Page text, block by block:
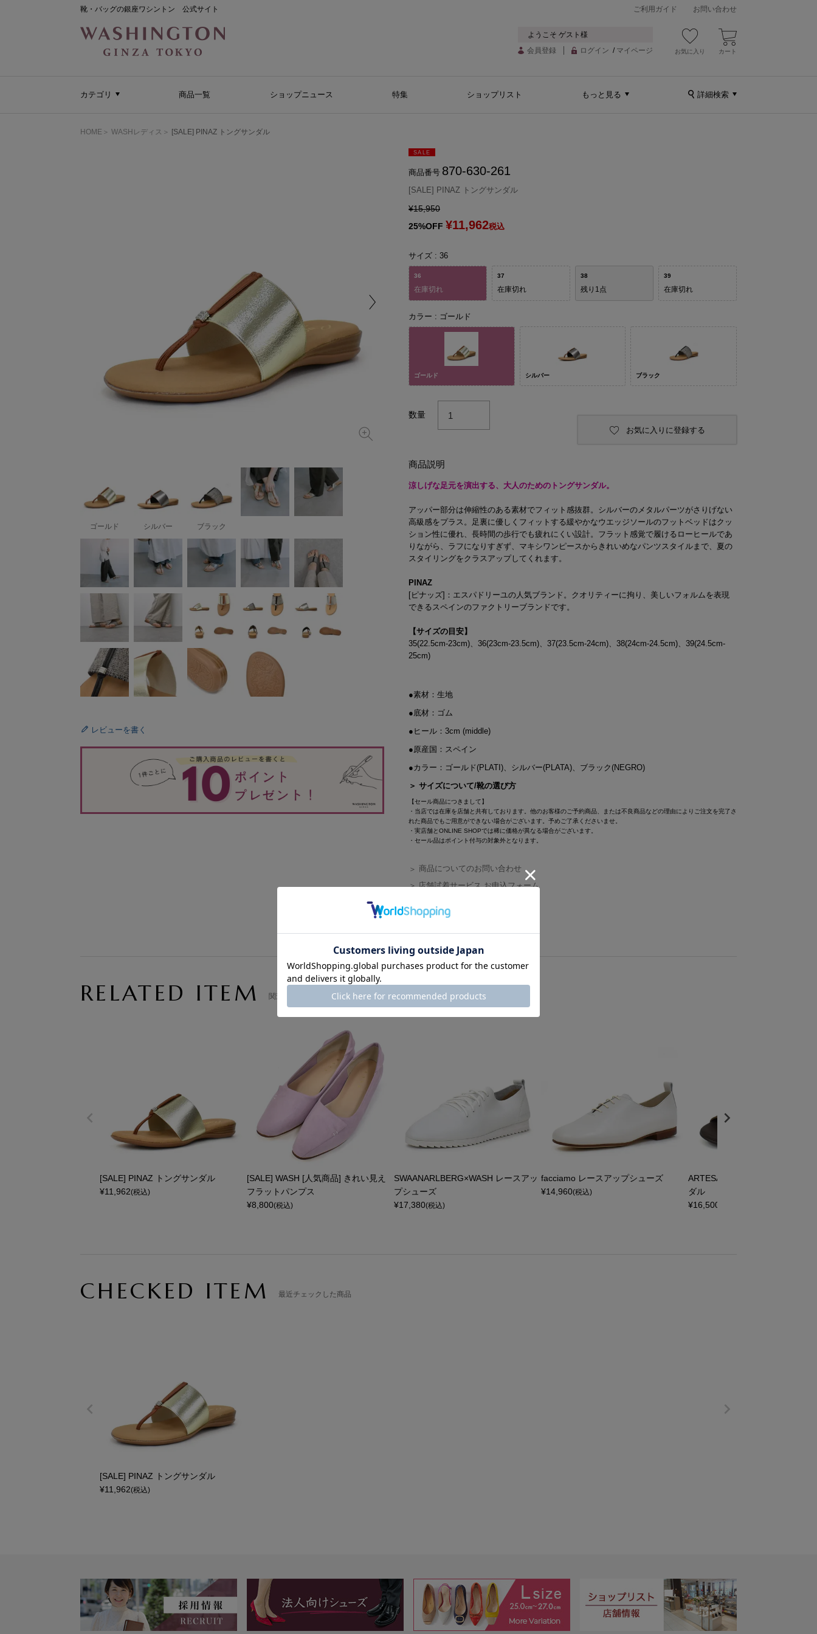
靴・バッグの銀座ワシントン 公式サイト ご利用ガイド お問い合わせ
ようこそ ゲスト様
会員登録
ログイン / マイページ お気に入り カート
カテゴリ 商品一覧 ショップニュース 特集 ショップリスト もっと見る 詳細検索
HOME WASHレディス [SALE] PINAZ トングサンダル
ゴールド シルバー ブラック
レビューを書く
SALE
商品番号 870-630-261
[SALE] PINAZ トングサンダル
¥15,950
25%OFF ¥11,962税込
サイズ 36
36
在庫切れ
37
在庫切れ
38
残り1点
39
在庫切れ
カラー ゴールド
ゴールド シルバー ブラック
数量
お気に入りに登録する
商品説明
涼しげな足元を演出する、大人のためのトングサンダル。
アッパー部分は伸縮性のある素材でフィット感抜群。シルバーのメタルパーツがさりげない
高級感をプラス。足裏に優しくフィットする緩やかなウエッジソールのフットベッドはクッ
ション性に優れ、長時間の歩行でも疲れにくい設計。フラット感覚で履けるローヒールであ
りながら、ラフになりすぎず、マキシワンピースからきれいめなパンツスタイルまで、夏の
スタイリングをクラスアップしてくれます。
PINAZ
[ピナッズ]：エスパドリーユの人気ブランド。クオリティーに拘り、美しいフォルムを表現
できるスペインのファクトリーブランドです。
【サイズの目安】
35(22.5cm-23cm)、36(23cm-23.5cm)、37(23.5cm-24cm)、38(24cm-24.5cm)、39(24.5cm-
25cm)
●素材：生地
●底材：ゴム
●ヒール：3cm (middle)
●原産国：スペイン
●カラー：ゴールド(PLATI)、シルバー(PLATA)、ブラック(NEGRO)
＞ サイズについて/靴の選び方
【セール商品につきまして】
・当店では在庫を店舗と共有しております。他のお客様のご予約商品、または不良商品などの理由によりご注文を完了さ
れた商品でもご用意ができない場合がございます。予めご了承くださいませ。
・実店舗とONLINE SHOPでは稀に価格が異なる場合がございます。
・セール品はポイント付与の対象外となります。
商品についてのお問い合わせ
店舗試着サービス お申込フォーム
RELATED ITEM 関連商品
[SALE] PINAZ トングサンダル
¥11,962(税込)
[SALE] WASH [人気商品] きれい見え
フラットパンプス
¥8,800(税込)
SWAANARLBERG×WASH レースアッ
プシューズ
¥17,380(税込)
facciamo レースアップシューズ
¥14,960(税込)
ARTESANOS バックストラップ
ダル
¥16,500
CHECKED ITEM 最近チェックした商品
[SALE] PINAZ トングサンダル
¥11,962(税込)